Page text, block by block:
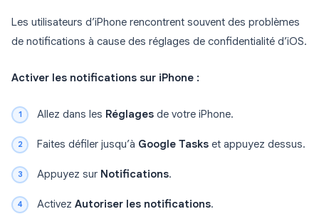
Les utilisateurs d’iPhone rencontrent souvent des problèmes
de notifications à cause des réglages de confidentialité d’iOS.
Activer les notifications sur iPhone :
Allez dans les Réglages de votre iPhone.
Faites défiler jusqu’à Google Tasks et appuyez dessus.
Appuyez sur Notifications.
Activez Autoriser les notifications.